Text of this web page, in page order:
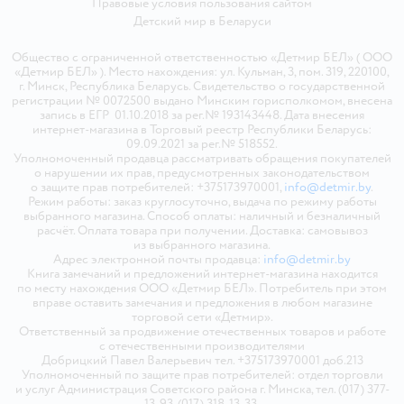
Правовые условия пользования сайтом
Детский мир в Беларуси
Общество с ограниченной ответственностью «Детмир БЕЛ» ( ООО
«Детмир БЕЛ» ). Место нахождения: ул. Кульман, 3, пом. 319, 220100,
г. Минск, Республика Беларусь. Свидетельство о государственной
регистрации № 0072500 выдано Минским горисполкомом, внесена
запись в ЕГР 01.10.2018 за рег.№ 193143448. Дата внесения
интернет-магазина в Торговый реестр Республики Беларусь:
09.09.2021 за рег.№ 518552.
Уполномоченный продавца рассматривать обращения покупателей
о нарушении их прав, предусмотренных законодательством
о защите прав потребителей: +375173970001, info@detmir.by.
Режим работы: заказ круглосуточно, выдача по режиму работы
выбранного магазина. Способ оплаты: наличный и безналичный
расчёт. Оплата товара при получении. Доставка: самовывоз
из выбранного магазина.
Адрес электронной почты продавца: info@detmir.by
Книга замечаний и предложений интернет-магазина находится
по месту нахождения ООО «Детмир БЕЛ». Потребитель при этом
вправе оставить замечания и предложения в любом магазине
торговой сети «Детмир».
Ответственный за продвижение отечественных товаров и работе
с отечественными производителями
Добрицкий Павел Валерьевич тел. +375173970001 доб.213
Уполномоченный по защите прав потребителей: отдел торговли
и услуг Администрация Советского района г. Минска, тел. (017) 377-